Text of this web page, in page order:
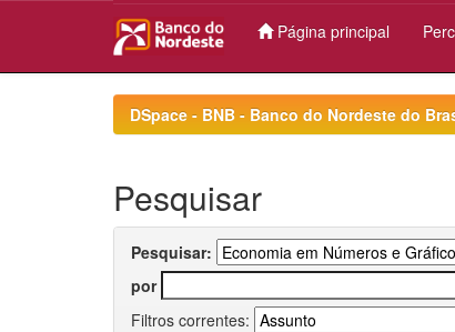
Página principal
DSpace - BNB - Banco do Nordeste do
Pesquisar
Pesquisar:
por
Filtros correntes: